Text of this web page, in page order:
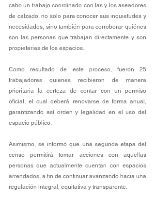
cabo un trabajo coordinado con las y los aseadores
de calzado, no solo para conocer sus inquietudes y
necesidades, sino también para corroborar quiénes
son las personas que trabajan directamente y son
propietarias de los espacios.
Como resultado de este proceso, fueron 25
trabajadores quienes recibieron de manera
prioritaria la certeza de contar con un permiso
oficial, el cual deberá renovarse de forma anual,
garantizando así orden y legalidad en el uso del
espacio público.
Asimismo, se informó que una segunda etapa del
censo permitirá tomar acciones con aquellas
personas que actualmente cuentan con espacios
arrendados, a fin de continuar avanzando hacia una
regulación integral, equitativa y transparente.